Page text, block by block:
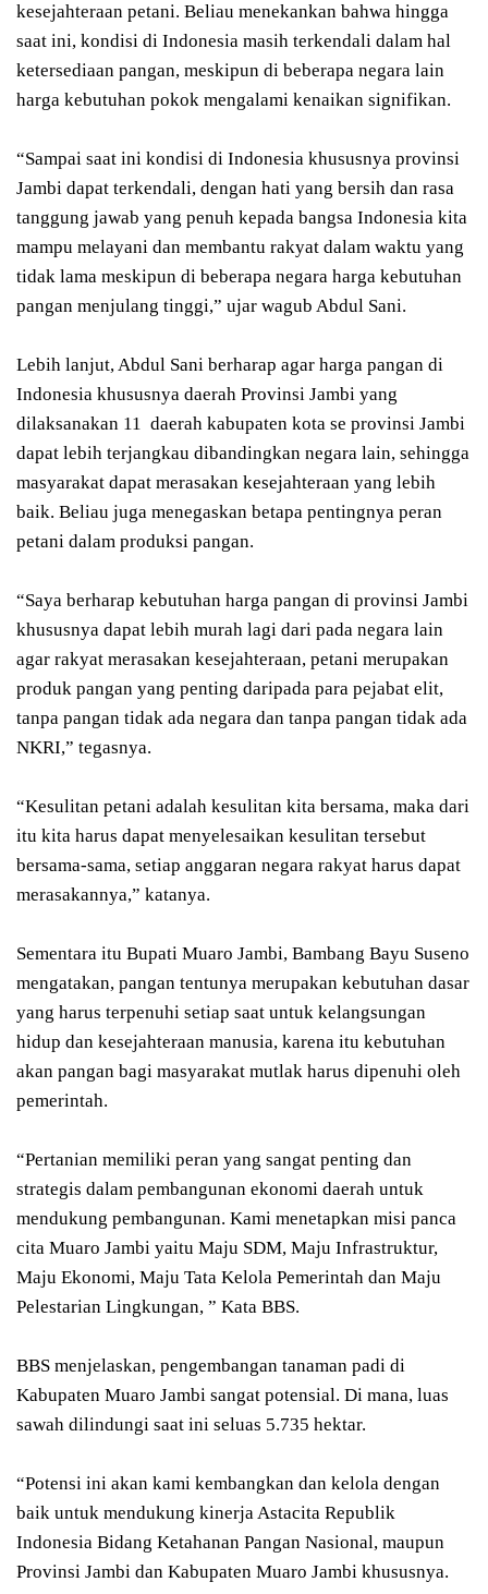
kesejahteraan petani. Beliau menekankan bahwa hingga
saat ini, kondisi di Indonesia masih terkendali dalam hal
ketersediaan pangan, meskipun di beberapa negara lain
harga kebutuhan pokok mengalami kenaikan signifikan.
“Sampai saat ini kondisi di Indonesia khususnya provinsi
Jambi dapat terkendali, dengan hati yang bersih dan rasa
tanggung jawab yang penuh kepada bangsa Indonesia kita
mampu melayani dan membantu rakyat dalam waktu yang
tidak lama meskipun di beberapa negara harga kebutuhan
pangan menjulang tinggi,” ujar wagub Abdul Sani.
Lebih lanjut, Abdul Sani berharap agar harga pangan di
Indonesia khususnya daerah Provinsi Jambi yang
dilaksanakan 11 daerah kabupaten kota se provinsi Jambi
dapat lebih terjangkau dibandingkan negara lain, sehingga
masyarakat dapat merasakan kesejahteraan yang lebih
baik. Beliau juga menegaskan betapa pentingnya peran
petani dalam produksi pangan.
“Saya berharap kebutuhan harga pangan di provinsi Jambi
khususnya dapat lebih murah lagi dari pada negara lain
agar rakyat merasakan kesejahteraan, petani merupakan
produk pangan yang penting daripada para pejabat elit,
tanpa pangan tidak ada negara dan tanpa pangan tidak ada
NKRI,” tegasnya.
“Kesulitan petani adalah kesulitan kita bersama, maka dari
itu kita harus dapat menyelesaikan kesulitan tersebut
bersama-sama, setiap anggaran negara rakyat harus dapat
merasakannya,” katanya.
Sementara itu Bupati Muaro Jambi, Bambang Bayu Suseno
mengatakan, pangan tentunya merupakan kebutuhan dasar
yang harus terpenuhi setiap saat untuk kelangsungan
hidup dan kesejahteraan manusia, karena itu kebutuhan
akan pangan bagi masyarakat mutlak harus dipenuhi oleh
pemerintah.
“Pertanian memiliki peran yang sangat penting dan
strategis dalam pembangunan ekonomi daerah untuk
mendukung pembangunan. Kami menetapkan misi panca
cita Muaro Jambi yaitu Maju SDM, Maju Infrastruktur,
Maju Ekonomi, Maju Tata Kelola Pemerintah dan Maju
Pelestarian Lingkungan, ” Kata BBS.
BBS menjelaskan, pengembangan tanaman padi di
Kabupaten Muaro Jambi sangat potensial. Di mana, luas
sawah dilindungi saat ini seluas 5.735 hektar.
“Potensi ini akan kami kembangkan dan kelola dengan
baik untuk mendukung kinerja Astacita Republik
Indonesia Bidang Ketahanan Pangan Nasional, maupun
Provinsi Jambi dan Kabupaten Muaro Jambi khususnya.